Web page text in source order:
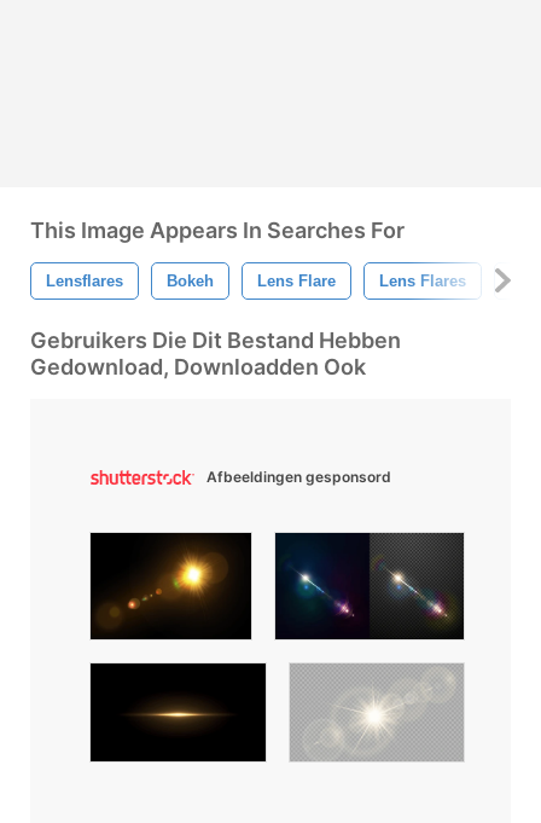
This Image Appears In Searches For
Lensflares Bokeh Lens Flare Lens Flares
Gebruikers Die Dit Bestand Hebben
Gedownload, Downloadden Ook
Afbeeldingen gesponsord